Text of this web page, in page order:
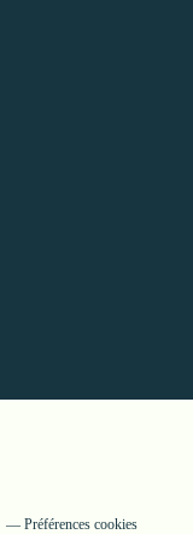
Préférences cookies